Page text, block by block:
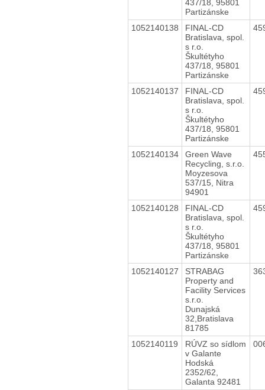
437/18, 95801
Partizánske
1052140138
FINAL-CD
Bratislava, spol.
s r.o.
Škultétyho
437/18, 95801
Partizánske
1052140137
FINAL-CD
Bratislava, spol.
s r.o.
Škultétyho
437/18, 95801
Partizánske
1052140134
Green Wave
Recycling, s.r.o.
Moyzesova
537/15, Nitra
94901
1052140128
FINAL-CD
Bratislava, spol.
s r.o.
Škultétyho
437/18, 95801
Partizánske
1052140127
STRABAG
Property and
Facility Services
s.r.o.
Dunajská
32,Bratislava
81785
1052140119
RÚVZ so sídlom
v Galante
Hodská
2352/62,
Galanta 92481